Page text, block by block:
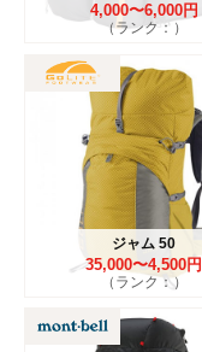
4,000〜6,000円
（ランク：）
ジャム 50
35,000〜4,500円
（ランク：）